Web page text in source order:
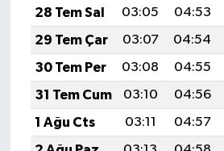
28 Tem Sal
03:05 04:53
29 Tem Çar
03:07 04:54
30 Tem Per
03:08 04:55
31 Tem Cum
03:10 04:56
1 Ağu Cts
03:11 04:57